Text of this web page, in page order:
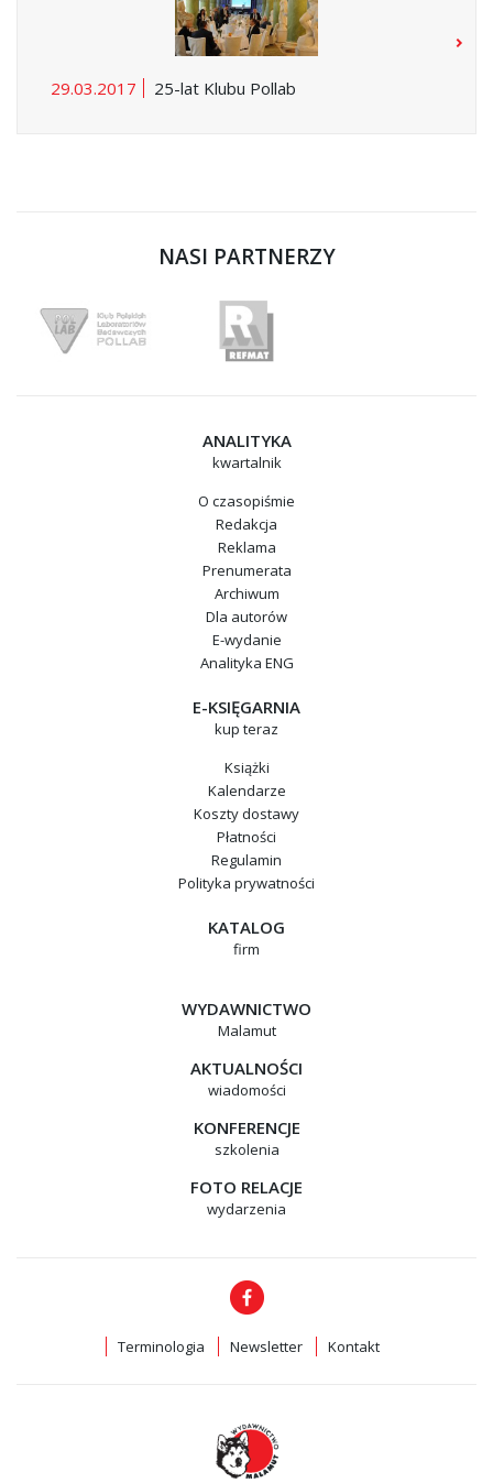
29.03.2017 25-lat Klubu Pollab
NASI PARTNERZY
ANALITYKA
kwartalnik
O czasopiśmie
Redakcja
Reklama
Prenumerata
Archiwum
Dla autorów
E-wydanie
Analityka ENG
E-KSIĘGARNIA
kup teraz
Książki
Kalendarze
Koszty dostawy
Płatności
Regulamin
Polityka prywatności
KATALOG
firm
WYDAWNICTWO
Malamut
AKTUALNOŚCI
wiadomości
KONFERENCJE
szkolenia
FOTO RELACJE
wydarzenia
Terminologia Newsletter Kontakt